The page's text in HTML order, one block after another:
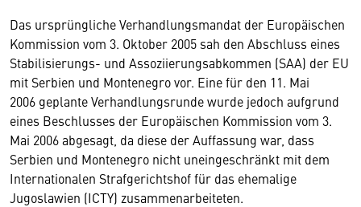
Das ursprüngliche Verhandlungsmandat der Europäischen
Kommission vom 3. Oktober 2005 sah den Abschluss eines
Stabilisierungs- und Assoziierungsabkommen (SAA) der EU
mit Serbien und Montenegro vor. Eine für den 11. Mai
2006 geplante Verhandlungsrunde wurde jedoch aufgrund
eines Beschlusses der Europäischen Kommission vom 3.
Mai 2006 abgesagt, da diese der Auffassung war, dass
Serbien und Montenegro nicht uneingeschränkt mit dem
Internationalen Strafgerichtshof für das ehemalige
Jugoslawien (ICTY) zusammenarbeiteten.